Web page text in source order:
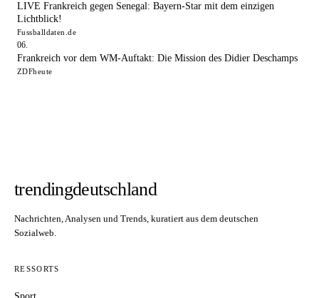
LIVE Frankreich gegen Senegal: Bayern-Star mit dem einzigen
Lichtblick!
Fussballdaten.de
Frankreich vor dem WM-Auftakt: Die Mission des Didier Deschamps
ZDFheute
trendingdeutschland
Nachrichten, Analysen und Trends, kuratiert aus dem deutschen
Sozialweb.
RESSORTS